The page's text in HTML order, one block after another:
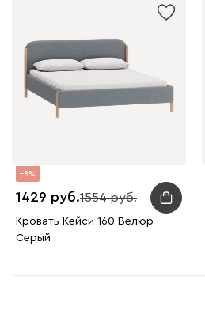
8
1429 1554
Кровать Кейси 160 Велюр
Серый